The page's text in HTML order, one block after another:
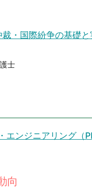
・国際紛争の基礎
士
エンジニアリング（
向